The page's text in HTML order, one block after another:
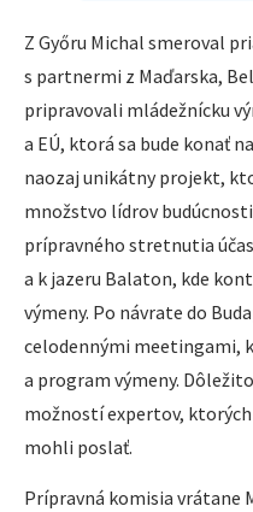
Z Győru Michal smeroval
s partnermi z Maďarska,
pripravovali mládežnícku
a EÚ, ktorá sa bude konať
naozaj unikátny projekt,
množstvo lídrov
prípravného stretnutia
a k jazeru Balaton, kde
výmeny. Po návrate do
celodennými meetingami,
a program výmeny.
možností expertov,
mohli poslať.
Prípravná komisia vrátane